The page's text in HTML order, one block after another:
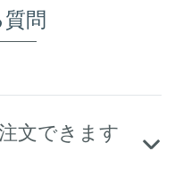
問
文できます